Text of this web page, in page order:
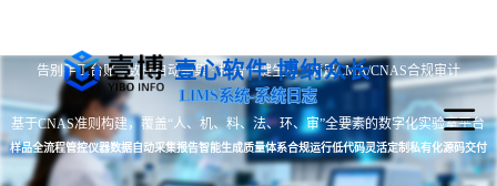
壹心软件 博纳众长
告别手工台账 · 数据自动采集 · 报告一键生成 · 满足CMA/CNAS合规审计
LIMS系统-系统日志
基于CNAS准则构建，覆盖“人、机、料、法、环、审”全要素的数字化实验室平台
样品全流程管控仪器数据自动采集报告智能生成质量体系合规运行低代码灵活定制私有化源码交付